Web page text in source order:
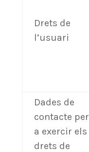
Drets de
l’usuari
Dades de
contacte per
a exercir els
drets de